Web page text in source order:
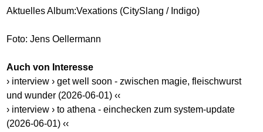
Aktuelles Album:Vexations (CitySlang / Indigo)
Foto: Jens Oellermann
Auch von Interesse
› interview › get well soon - zwischen magie, fleischwurst
und wunder (2026-06-01) ‹‹
› interview › to athena - einchecken zum system-update
(2026-06-01) ‹‹